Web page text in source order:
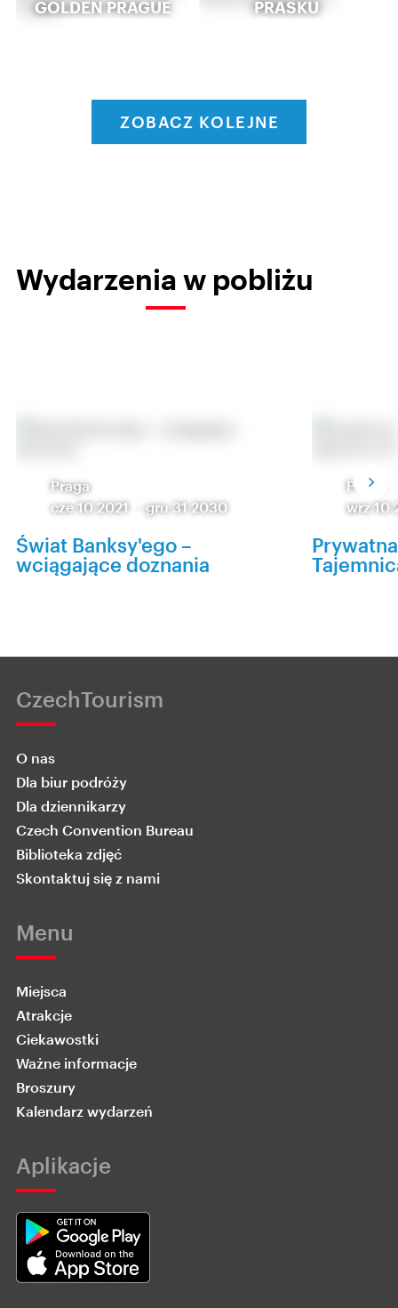
GOLDEN PRAGUE
PRASKU
ZOBACZ KOLEJNE
Wydarzenia w pobliżu
Praga
cze 10 2021
-gru 31 2030
Świat Banksy'ego –
wciągające doznania
Praga
wrz 10
CzechTourism
O nas
Dla biur podróży
Dla dziennikarzy
Czech Convention Bureau
Biblioteka zdjęć
Skontaktuj się z nami
Menu
Miejsca
Atrakcje
Ciekawostki
Ważne informacje
Broszury
Kalendarz wydarzeń
Aplikacje